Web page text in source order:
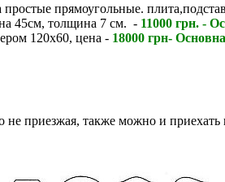
прямоугольные.
45см, толщина 7 см. - 11000 грн. -
120х60, цена - 18000 грн-
не приезжая, также можно и приехать